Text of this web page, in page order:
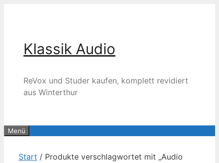
Klassik Audio
ReVox und Studer kaufen, komplett revidiert
aus Winterthur
Menü
Start / Produkte verschlagwortet mit „Audio